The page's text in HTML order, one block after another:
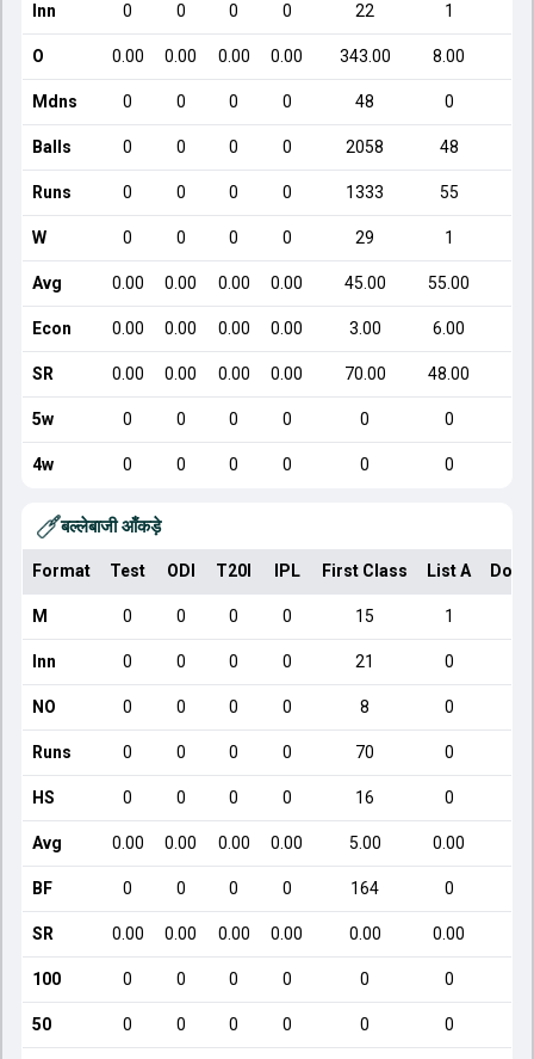
Inn 0 0 0 0 22 1
O 0.00 0.00 0.00 0.00 343.00 8.00
Mdns 0 0 0 0 48 0
Balls 0 0 0 0 2058 48
Runs 0 0 0 0 1333 55
W 0 0 0 0 29 1
Avg 0.00 0.00 0.00 0.00 45.00 55.00
Econ 0.00 0.00 0.00 0.00 3.00 6.00
SR 0.00 0.00 0.00 0.00 70.00 48.00
5w 0 0 0 0 0 0
4w 0 0 0 0 0 0
बल्लेबाजी आँकड़े
Format Test ODI T20I IPL First Class List A
M 0 0 0 0 15 1
Inn 0 0 0 0 21 0
NO 0 0 0 0 8 0
Runs 0 0 0 0 70 0
HS 0 0 0 0 16 0
Avg 0.00 0.00 0.00 0.00 5.00 0.00
BF 0 0 0 0 164 0
SR 0.00 0.00 0.00 0.00 0.00 0.00
100 0 0 0 0 0 0
50 0 0 0 0 0 0